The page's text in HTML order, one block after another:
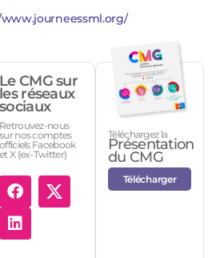
Le CMG sur
les réseaux
sociaux
Retrouvez-nous
sur nos comptes
officiels Facebook
et X (ex-Twitter)
Téléchargez la
Présentation
du CMG
Télécharger